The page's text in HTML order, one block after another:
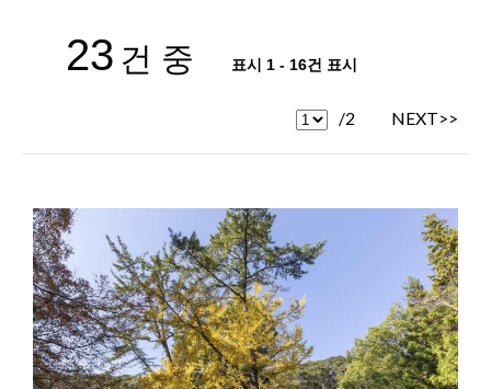
23 건 중 표시 1 - 16건 표시
/2 NEXT>>